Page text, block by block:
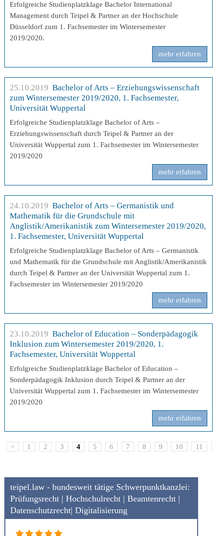
Erfolgreiche Studienplatzklage Bachelor International
Management durch Teipel & Partner an der Hochschule
Düsseldorf zum 1. Fachsemester im Wintersemester
2019/2020.
mehr erfahren
25.10.2019 Bachelor of Arts – Erziehungswissenschaft
zum Wintersemester 2019/2020, 1. Fachsemester,
Universität Wuppertal
Erfolgreiche Studienplatzklage Bachelor of Arts –
Erziehungswissenschaft durch Teipel & Partner an der
Universität Wuppertal zum 1. Fachsemester im Wintersemester
2019/2020
mehr erfahren
24.10.2019 Bachelor of Arts – Germanistik und
Mathematik für die Grundschule mit
Anglistik/Amerikanistik zum Wintersemester 2019/2020,
1. Fachsemester, Universität Wuppertal
Erfolgreiche Studienplatzklage Bachelor of Arts – Germanistik
und Mathematik für die Grundschule mit Anglistik/Amerikanistik
durch Teipel & Partner an der Universität Wuppertal zum 1.
Fachsemester im Wintersemester 2019/2020
mehr erfahren
23.10.2019 Bachelor of Education – Sonderpädagogik
Inklusion zum Wintersemester 2019/2020, 1.
Fachsemester, Universität Wuppertal
Erfolgreiche Studienplatzklage Bachelor of Education –
Sonderpädagogik Inklusion durch Teipel & Partner an der
Universität Wuppertal zum 1. Fachsemester im Wintersemester
2019/2020
mehr erfahren
< 1 2 3 4 5 6 7 8 9 10 11
teipel.law - bundesweit tätige Schwerpunktkanzlei:
Prüfungsrecht | Hochschulrecht | Beamtenrecht |
Datenschutzrecht| Digitalisierung